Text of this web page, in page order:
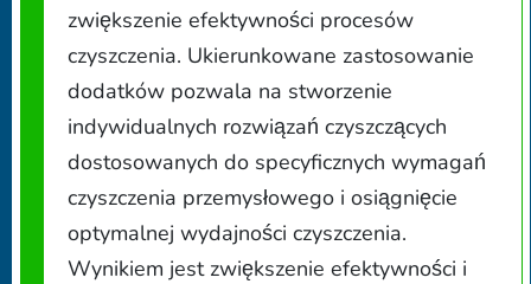
zwiększenie efektywności procesów
czyszczenia. Ukierunkowane zastosowanie
dodatków pozwala na stworzenie
indywidualnych rozwiązań czyszczących
dostosowanych do specyficznych wymagań
czyszczenia przemysłowego i osiągnięcie
optymalnej wydajności czyszczenia.
Wynikiem jest zwiększenie efektywności i